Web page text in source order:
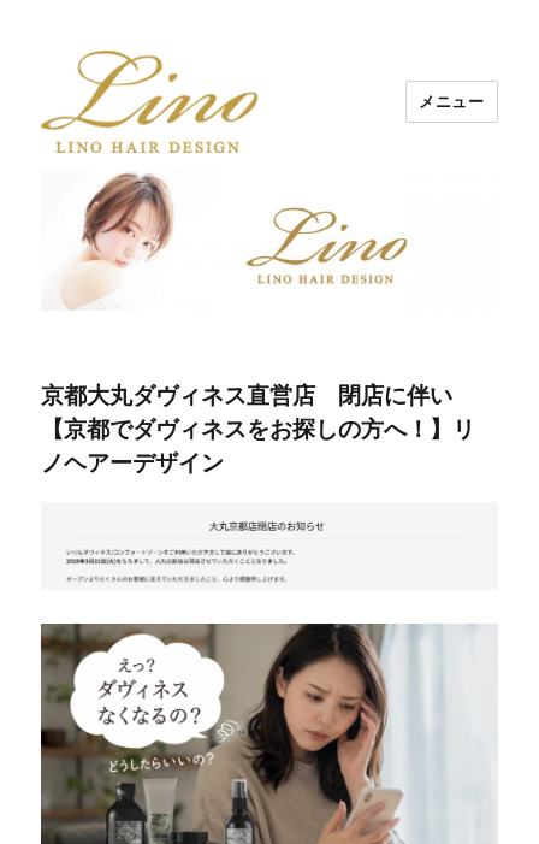
Lino Hair Design 河原町BLOG
メニュー
京都大丸ダヴィネス直営店 閉店に伴い
【京都でダヴィネスをお探しの方へ！】リ
ノヘアーデザイン